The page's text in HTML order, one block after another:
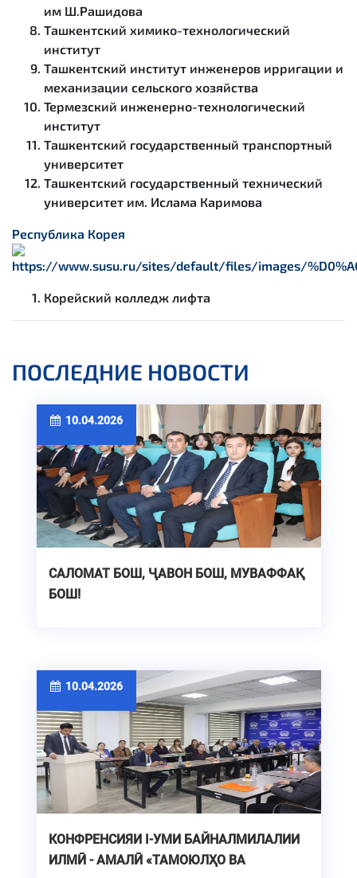
им Ш.Рашидова
Ташкентский химико-технологический
институт
Ташкентский институт инженеров ирригации и
механизации сельского хозяйства
Термезский инженерно-технологический
институт
Ташкентский государственный транспортный
университет
Ташкентский государственный технический
университет им. Ислама Каримова
Республика Корея
Корейский колледж лифта
ПОСЛЕДНИЕ НОВОСТИ
10.04.2026
САЛОМАТ БОШ, ҶАВОН БОШ, МУВАФФАҚ
БОШ!
10.04.2026
КОНФРЕНСИЯИ I-УМИ БАЙНАЛМИЛАЛИИ
ИЛМӢ - АМАЛӢ «ТАМОЮЛҲО ВА